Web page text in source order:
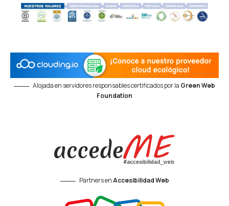
Alojada en servidores responsables certificados por la Green Web
Foundation
Partners enAccesibilidad Web